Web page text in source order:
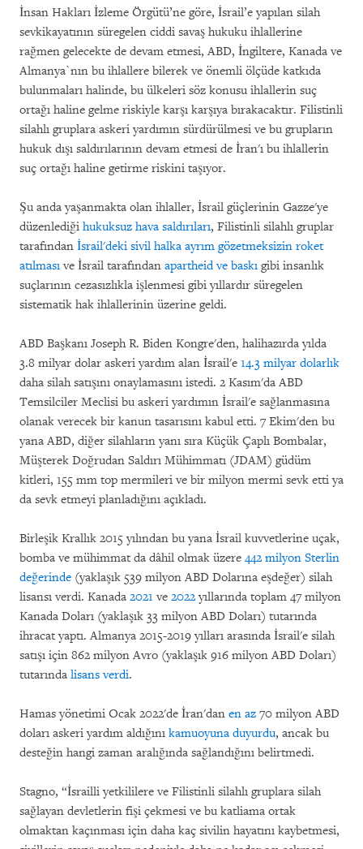
İnsan Hakları İzleme Örgütü’ne göre, İsrail’e yapılan silah
sevkikayatının süregelen ciddi savaş hukuku ihlallerine
rağmen gelecekte de devam etmesi, ABD, İngiltere, Kanada ve
Almanya`nın bu ihlallere bilerek ve önemli ölçüde katkıda
bulunmaları halinde, bu ülkeleri söz konusu ihlallerin suç
ortağı haline gelme riskiyle karşı karşıya bırakacaktır. Filistinli
silahlı gruplara askeri yardımın sürdürülmesi ve bu grupların
hukuk dışı saldırılarının devam etmesi de İran'ı bu ihlallerin
suç ortağı haline getirme riskini taşıyor.
Şu anda yaşanmakta olan ihlaller, İsrail güçlerinin Gazze'ye
düzenlediği hukuksuz hava saldırıları, Filistinli silahlı gruplar
tarafından İsrail'deki sivil halka ayrım gözetmeksizin roket
atılmasıve İsrail tarafından apartheid ve baskı gibi insanlık
suçlarının cezasızlıkla işlenmesi gibi yıllardır süregelen
sistematik hak ihlallerinin üzerine geldi.
ABD Başkanı Joseph R. Biden Kongre'den, halihazırda yılda
3.8 milyar dolar askeri yardım alan İsrail'e 14.3 milyar dolarlık
daha silah satışını onaylamasını istedi. 2 Kasım'da ABD
Temsilciler Meclisi bu askeri yardımın İsrail'e sağlanmasına
olanak verecek bir kanun tasarısını kabul etti. 7 Ekim'den bu
yana ABD, diğer silahların yanı sıra Küçük Çaplı Bombalar,
Müşterek Doğrudan Saldırı Mühimmatı (JDAM) güdüm
kitleri, 155 mm top mermileri ve bir milyon mermi sevk etti ya
da sevk etmeyi planladığını açıkladı.
Birleşik Krallık 2015 yılından bu yana İsrail kuvvetlerine uçak,
bomba ve mühimmat da dâhil olmak üzere 442 milyon Sterlin
değerinde (yaklaşık 539 milyon ABD Dolarına eşdeğer) silah
lisansı verdi. Kanada 2021 ve 2022yıllarında toplam 47 milyon
Kanada Doları (yaklaşık 33 milyon ABD Doları) tutarında
ihracat yaptı. Almanya 2015-2019 yılları arasında İsrail'e silah
satışı için 862 milyon Avro (yaklaşık 916 milyon ABD Doları)
tutarında lisans verdi.
Hamas yönetimi Ocak 2022'de İran'dan en az 70 milyon ABD
doları askeri yardım aldığını kamuoyuna duyurdu, ancak bu
desteğin hangi zaman aralığında sağlandığını belirtmedi.
Stagno, “İsrailli yetkililere ve Filistinli silahlı gruplara silah
sağlayan devletlerin fişi çekmesi ve bu katliama ortak
olmaktan kaçınması için daha kaç sivilin hayatını kaybetmesi,